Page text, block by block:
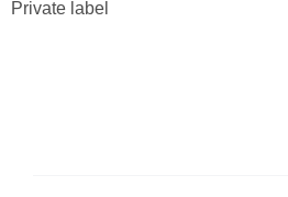
Private label